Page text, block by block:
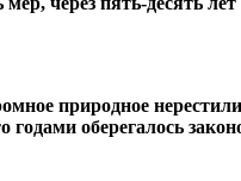
природное
оберегалось